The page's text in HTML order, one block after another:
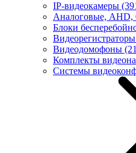
IP-видеокамеры
Аналоговые,
Блоки
Видеорегистраторы
Видеодомофоны
Комплекты
Системы